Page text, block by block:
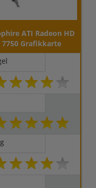
ATI Radeon HD
7750 Grafikkarte